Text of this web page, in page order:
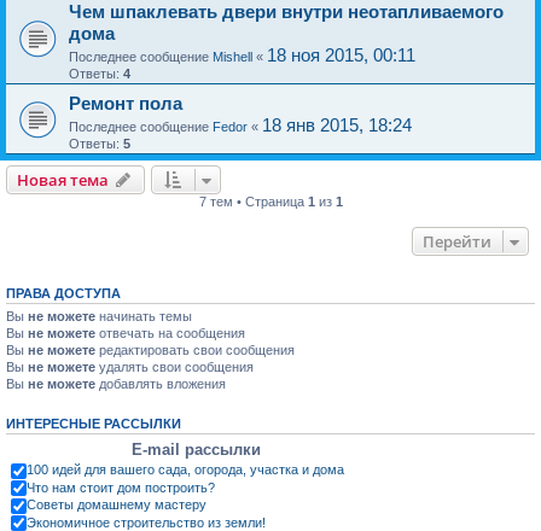
Чем шпаклевать двери внутри неотапливаемого
дома
Последнее сообщение Mishell « 18 ноя 2015, 00:11
Ответы: 4
Ремонт пола
Последнее сообщение Fedor « 18 янв 2015, 18:24
Ответы: 5
Новая тема
7 тем • Страница 1 из 1
Перейти
ПРАВА ДОСТУПА
Вы не можете начинать темы
Вы не можете отвечать на сообщения
Вы не можете редактировать свои сообщения
Вы не можете удалять свои сообщения
Вы не можете добавлять вложения
ИНТЕРЕСНЫЕ РАССЫЛКИ
E-mail рассылки
100 идей для вашего сада, огорода, участка и дома
Что нам стоит дом построить?
Советы домашнему мастеру
Экономичное строительство из земли!